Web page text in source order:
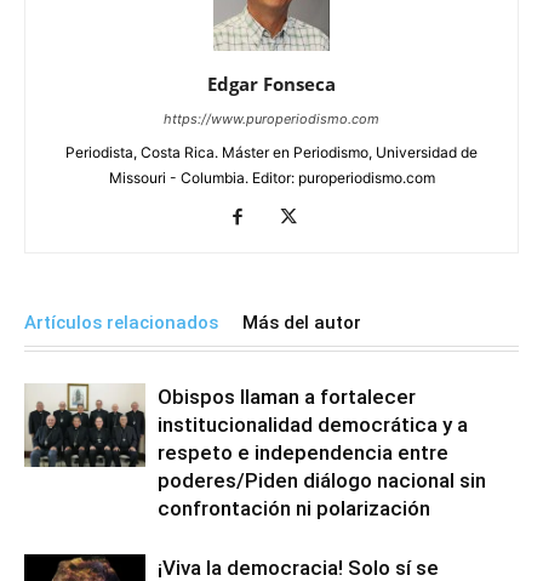
Edgar Fonseca
https://www.puroperiodismo.com
Periodista, Costa Rica. Máster en Periodismo, Universidad de
Missouri - Columbia. Editor: puroperiodismo.com
Artículos relacionados Más del autor
Obispos llaman a fortalecer
institucionalidad democrática y a
respeto e independencia entre
poderes/Piden diálogo nacional sin
confrontación ni polarización
¡Viva la democracia! Solo sí se